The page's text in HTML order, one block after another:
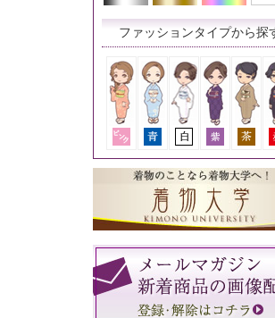
ファッションタイプから探